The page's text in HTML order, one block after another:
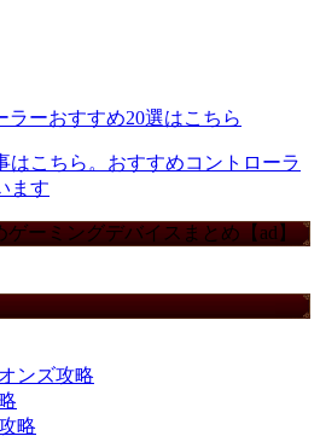
ラーおすすめ20選はこちら
はこちら。おすすめコントローラ
ます
ーミングデバイスまとめ【ad】
ンズ攻略
略